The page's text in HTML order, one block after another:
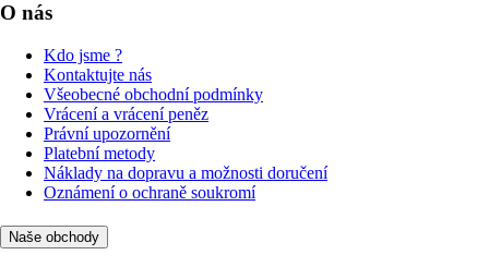
O nás
Kdo jsme ?
Kontaktujte nás
Všeobecné obchodní podmínky
Vrácení a vrácení peněz
Právní upozornění
Platební metody
Náklady na dopravu a možnosti doručení
Oznámení o ochraně soukromí
Naše obchody